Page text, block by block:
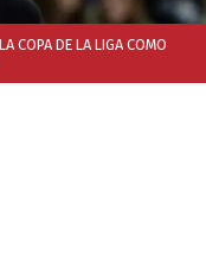
COPA DE LA LIGA COMO